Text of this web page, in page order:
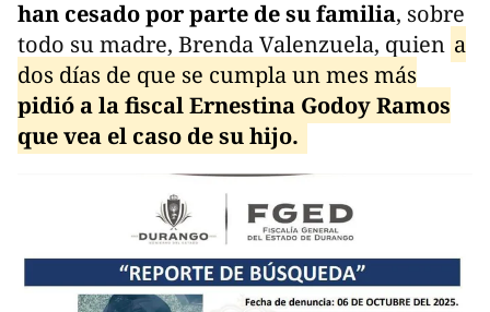
han cesado por parte de su familia, sobre
todo su madre, Brenda Valenzuela, quien a
dos días de que se cumpla un mes más
pidió a la fiscal Ernestina Godoy Ramos
que vea el caso de su hijo.